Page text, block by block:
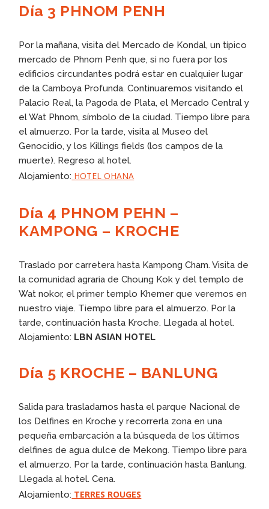
Día 3 PHNOM PENH
Por la mañana, visita del Mercado de Kondal, un típico
mercado de Phnom Penh que, si no fuera por los
edificios circundantes podrá estar en cualquier lugar
de la Camboya Profunda. Continuaremos visitando el
Palacio Real, la Pagoda de Plata, el Mercado Central y
el Wat Phnom, símbolo de la ciudad. Tiempo libre para
el almuerzo. Por la tarde, visita al Museo del
Genocidio, y los Killings fields (los campos de la
muerte). Regreso al hotel.
Alojamiento: HOTEL OHANA
Día 4 PHNOM PEHN –
KAMPONG – KROCHE
Traslado por carretera hasta Kampong Cham. Visita de
la comunidad agraria de Choung Kok y del templo de
Wat nokor, el primer templo Khemer que veremos en
nuestro viaje. Tiempo libre para el almuerzo. Por la
tarde, continuación hasta Kroche. Llegada al hotel.
Alojamiento: LBN ASIAN HOTEL
Día 5 KROCHE – BANLUNG
Salida para trasladarnos hasta el parque Nacional de
los Delfines en Kroche y recorrerla zona en una
pequeña embarcación a la búsqueda de los últimos
delfines de agua dulce de Mekong. Tiempo libre para
el almuerzo. Por la tarde, continuación hasta Banlung.
Llegada al hotel. Cena.
Alojamiento: TERRES ROUGES